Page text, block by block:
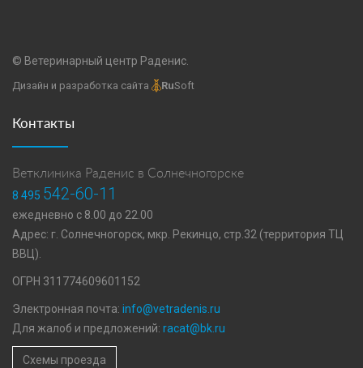
© Ветеринарный центр Раденис.
Дизайн и разработка сайта RuSoft
Контакты
Ветклиника Раденис в Солнечногорске
8 495 542-60-11
ежедневно с 8.00 до 22.00
Адрес: г. Солнечногорск, мкр. Рекинцо, стр.32 (территория ТЦ
ВВЦ).
ОГРН 311774609601152
Электронная почта: info@vetradenis.ru
Для жалоб и предложений: racat@bk.ru
Схемы проезда